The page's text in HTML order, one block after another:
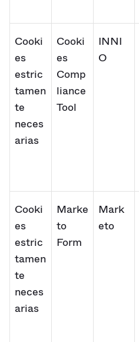
Cooki
es
estric
tamen
te
neces
arias
Cooki
es
Comp
liance
Tool
INNI
O
Cooki
es
estric
tamen
te
neces
arias
Marke
to
Form
Mark
eto